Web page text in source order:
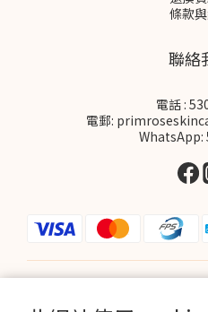
條款
聯絡
電話 :
電郵:
WhatsApp: